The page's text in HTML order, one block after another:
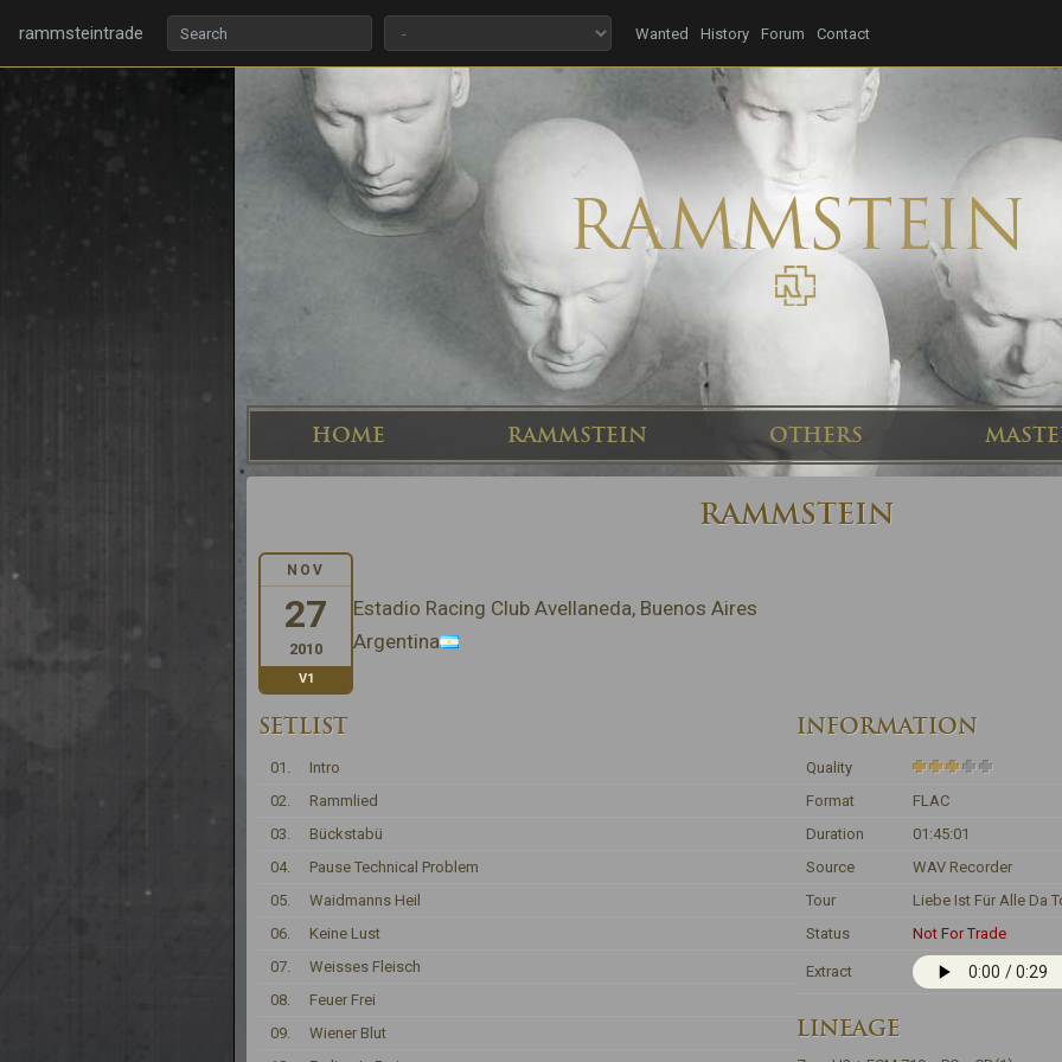
rammsteintrade Wanted History Forum Contact
HOME RAMMSTEIN OTHERS
RAMMSTEIN
NOV
27
2010
V1
Estadio Racing Club Avellaneda, Buenos Aires
Argentina
SETLIST
01.
Intro
02.
Rammlied
03.
Bückstabü
04.
Pause Technical Problem
05.
Waidmanns Heil
06.
Keine Lust
07.
Weisses Fleisch
08.
Feuer Frei
09.
Wiener Blut
INFORMATION
Quality
Format
FLAC
Duration
01:45:01
Source
WAV Recorder
Tour
Liebe Ist Für Alle Da
Status
Not For Trade
Extract
LINEAGE